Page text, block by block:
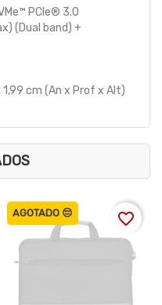
PCIe® 3.0
(Dual band) +
cm (An x Prof x Alt)
AGOTADO 😔 favorite_border